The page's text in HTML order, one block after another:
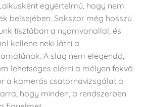
egyértelmű, hogy nem
belsejében. Sokszor még hosszú
tisztában a nyomvonallal, és
kellene neki látni a
A slag nem elegendő,
lehetséges elérni a mélyen fekvő
a kamerás csatornavizsgálat a
hogy minden, a rendszerben